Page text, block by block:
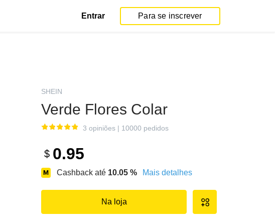
Entrar Para se inscrever
SHEIN
Verde Flores Colar
3 opiniões | 10000 pedidos
$ 0.95
Cashback até 10.05 % Mais detalhes
Na loja